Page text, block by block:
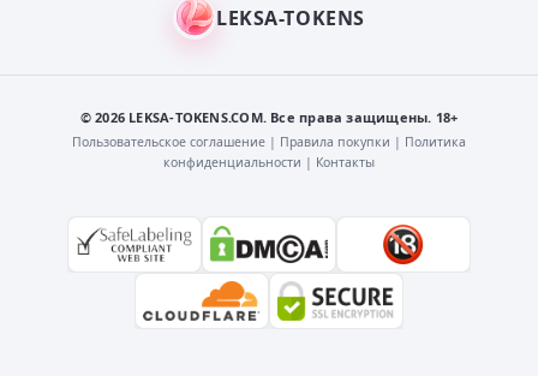
© 2026 LEKSA-TOKENS.COM. Все права защищены. 18+
Пользовательское соглашение | Правила покупки | Политика
конфиденциальности | Контакты